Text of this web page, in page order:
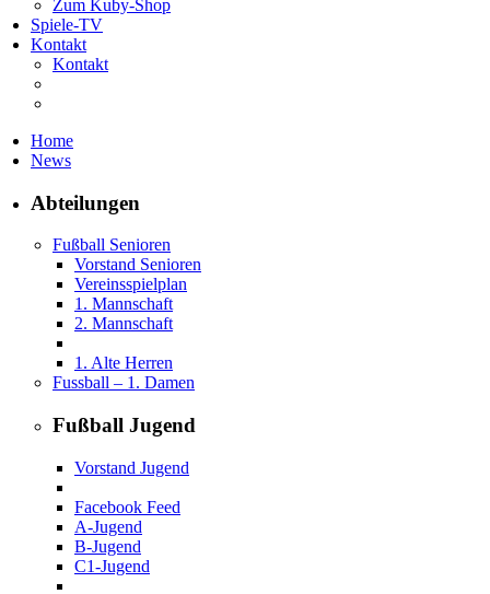
Zum Kuby-Shop
Spiele-TV
Kontakt
Kontakt
Home
News
Abteilungen
Fußball Senioren
Vorstand Senioren
Vereinsspielplan
1. Mannschaft
2. Mannschaft
1. Alte Herren
Fussball – 1. Damen
Fußball Jugend
Vorstand Jugend
Facebook Feed
A-Jugend
B-Jugend
C1-Jugend